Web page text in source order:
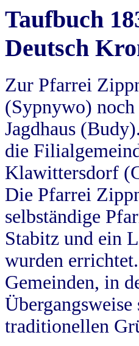
Taufbuch
Deutsch
Zur Pfarrei
(Sypnywo)
Jagdhaus
die
Klawittersdorf
Die Pfarrei
selbständige
Stabitz und ein
wurden
Gemeinden, in
traditionellen